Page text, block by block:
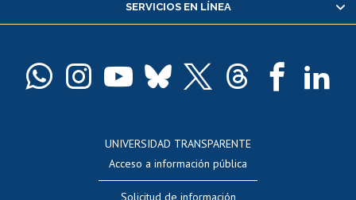
Pago de arancel y crédito alumnos
Docentes
SERVICIOS EN LÍNEA
UNIVERSIDAD TRANSPARENTE
Acceso a información pública
Solicitud de información